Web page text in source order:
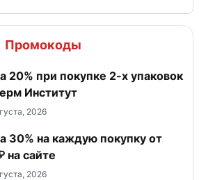
Промокоды
20% при покупке 2-х упаковок
Институт
2026
30% на каждую покупку от
на сайте
2026